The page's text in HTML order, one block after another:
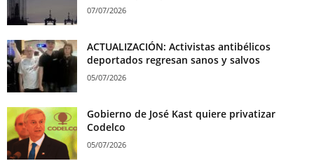
07/07/2026
ACTUALIZACIÓN: Activistas antibélicos
deportados regresan sanos y salvos
05/07/2026
Gobierno de José Kast quiere privatizar
Codelco
05/07/2026